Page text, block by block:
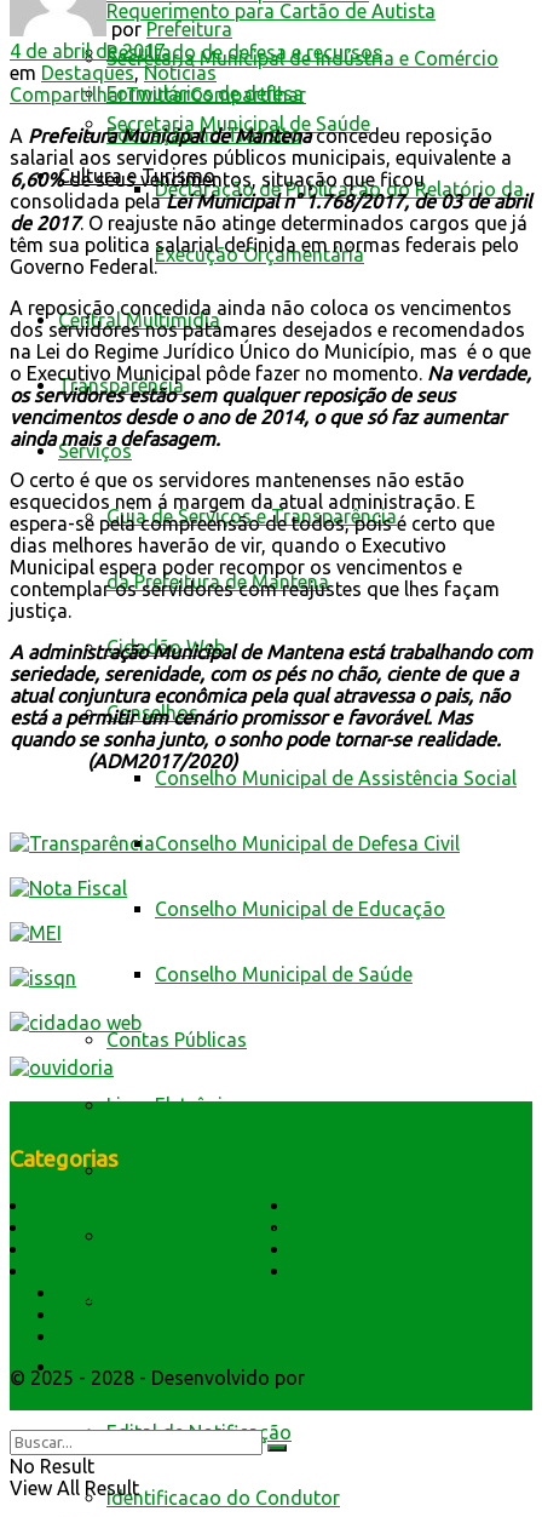
Requerimento para Cartão de Autista
Resultado de defesa e recursos
Formulários de defesa
Educação no Trânsito
Cultura e Turismo
Secretaria Municipal de Indústria e Comércio
Secretaria Municipal de Saúde
Declaração de Publicação do Relatório da
Execução Orçamentária
Central Multimídia
Transparência
Serviços
Guia de Serviços e Transparência
da Prefeitura de Mantena
Cidadão Web
Conselhos
Conselho Municipal de Assistência Social
Conselho Municipal de Defesa Civil
Conselho Municipal de Educação
Conselho Municipal de Saúde
Contas Públicas
Livro Eletrônico
Minha Folha
Nota Fiscal Eletrônica
Trânsito
Edital de Notificação
Identificacao do Condutor
por Prefeitura
4 de abril de 2017
em Destaques,Notícias
CompartilharTwittarCompartilhar
A Prefeitura Municipal de Mantenaconcedeu reposição
salarial aos servidores públicos municipais, equivalente a
6,60%de seus vencimentos, situação que ficou
consolidada pelaLei Municipal n° 1.768/2017, de 03 de abril
de 2017. O reajuste não atinge determinados cargos que já
têm sua politica salarial definida em normas federais pelo
Governo Federal.
A reposição concedida ainda não coloca os vencimentos
dos servidores nos patamares desejados e recomendados
na Lei do Regime Jurídico Único do Município, mas é o que
o Executivo Municipal pôde fazer no momento. Na verdade,
os servidores estão sem qualquer reposição de seus
vencimentos desde o ano de 2014, o que só faz aumentar
ainda mais a defasagem.
O certo é que os servidores mantenenses não estão
esquecidos nem á margem da atual administração. E
espera-se pela compreensão de todos, pois é certo que
dias melhores haverão de vir, quando o Executivo
Municipal espera poder recompor os vencimentos e
contemplar os servidores com reajustes que lhes façam
justiça.
A administração Municipal de Mantena está trabalhando com
seriedade, serenidade, com os pés no chão, ciente de que a
atual conjuntura econômica pela qual atravessa o pais, não
está a permitir um cenário promissor e favorável. Mas
quando se sonha junto, o sonho pode tornar-se realidade.
(ADM2017/2020)
Categorias
Dados Geográficos
Secretarios
© 2025 - 2028 - Desenvolvido por
No Result
View All Result